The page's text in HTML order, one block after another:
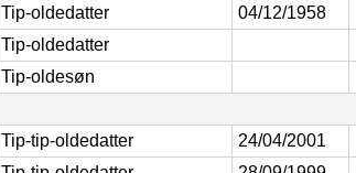
Tip-oldedatter
04/12/1958
Tip-oldedatter
Tip-oldesøn
Tip-tip-oldedatter
24/04/2001